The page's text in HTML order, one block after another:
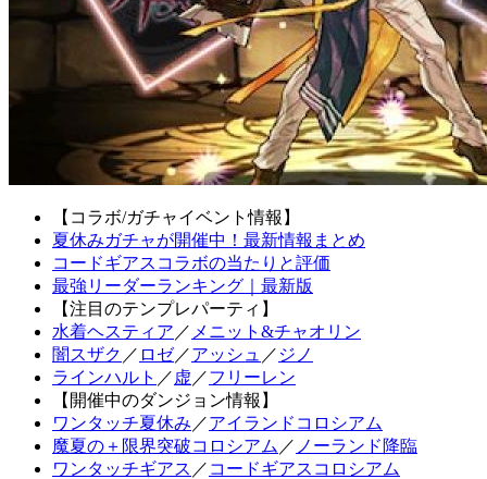
【コラボ/ガチャイベント情報】
夏休みガチャが開催中！最新情報まとめ
コードギアスコラボの当たりと評価
最強リーダーランキング｜最新版
【注目のテンプレパーティ】
水着ヘスティア ／ メニット&チャオリン
闇スザク ／ ロゼ／アッシュ ／ ジノ
ラインハルト ／ 虚 ／フリーレン
【開催中のダンジョン情報】
ワンタッチ夏休み ／アイランドコロシアム
魔夏の＋限界突破コロシアム ／ ノーランド降臨
ワンタッチギアス ／ コードギアスコロシアム